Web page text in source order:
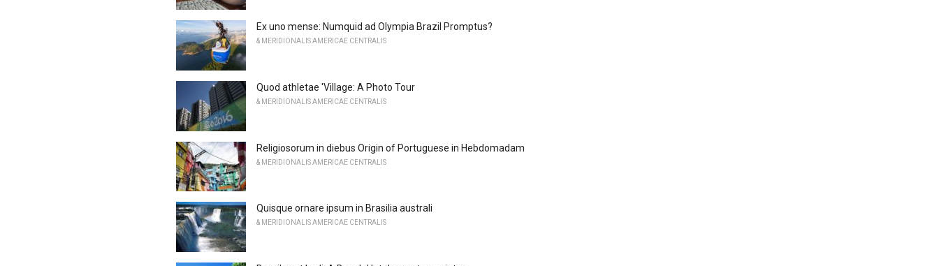
Ex uno mense: Numquid ad Olympia Brazil Promptus?
& MERIDIONALIS AMERICAE CENTRALIS
Quod athletae 'Village: A Photo Tour
& MERIDIONALIS AMERICAE CENTRALIS
Religiosorum in diebus Origin of Portuguese in Hebdomadam
& MERIDIONALIS AMERICAE CENTRALIS
Quisque ornare ipsum in Brasilia australi
& MERIDIONALIS AMERICAE CENTRALIS